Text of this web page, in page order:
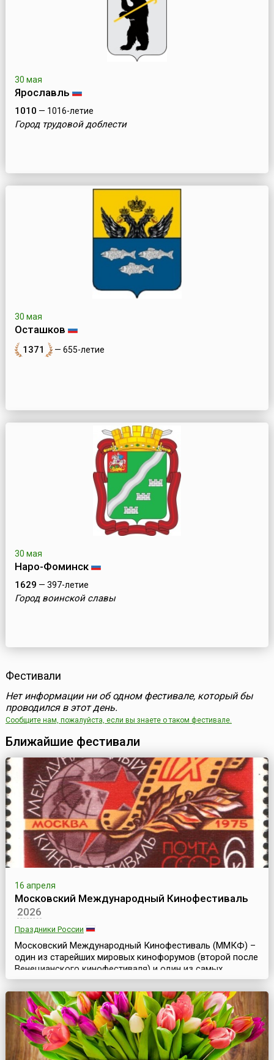
30 мая
Ярославль
1010 — 1016-летие
Город трудовой доблести
30 мая
Осташков
1371 — 655-летие
30 мая
Наро-Фоминск
1629 — 397-летие
Город воинской славы
Фестивали
Нет информации ни об одном фестивале, который бы
проводился в этот день.
Сообщите нам, пожалуйста, если вы знаете о таком фестивале.
Ближайшие фестивали
16 апреля
Московский Международный Кинофестиваль
2026
Праздники России
Московский Международный Кинофестиваль (ММКФ) –
один из старейших мировых кинофорумов (второй после
Венецианского кинофестиваля) и один из самых
представительных киносмотров в мире наряду с
кинофестивалями в Берлине, Каннах, Венеции, Сан-
Себастьяне и Карловых Варах. Он был создан в целях
развития культурного обмена, взаимопонимания между
народами и сотрудничества между кинематографистами
всего мир...